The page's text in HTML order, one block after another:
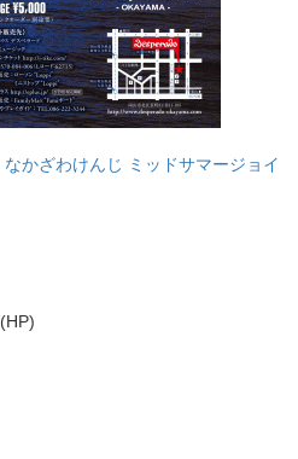
かざわけんじ ミッドサマージョイ